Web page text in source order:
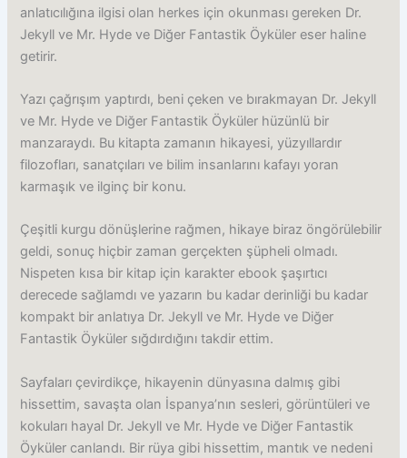
anlatıcılığına ilgisi olan herkes için okunması gereken Dr.
Jekyll ve Mr. Hyde ve Diğer Fantastik Öyküler eser haline
getirir.
Yazı çağrışım yaptırdı, beni çeken ve bırakmayan Dr. Jekyll
ve Mr. Hyde ve Diğer Fantastik Öyküler hüzünlü bir
manzaraydı. Bu kitapta zamanın hikayesi, yüzyıllardır
filozofları, sanatçıları ve bilim insanlarını kafayı yoran
karmaşık ve ilginç bir konu.
Çeşitli kurgu dönüşlerine rağmen, hikaye biraz öngörülebilir
geldi, sonuç hiçbir zaman gerçekten şüpheli olmadı.
Nispeten kısa bir kitap için karakter ebook şaşırtıcı
derecede sağlamdı ve yazarın bu kadar derinliği bu kadar
kompakt bir anlatıya Dr. Jekyll ve Mr. Hyde ve Diğer
Fantastik Öyküler sığdırdığını takdir ettim.
Sayfaları çevirdikçe, hikayenin dünyasına dalmış gibi
hissettim, savaşta olan İspanya’nın sesleri, görüntüleri ve
kokuları hayal Dr. Jekyll ve Mr. Hyde ve Diğer Fantastik
Öyküler canlandı. Bir rüya gibi hissettim, mantık ve nedeni